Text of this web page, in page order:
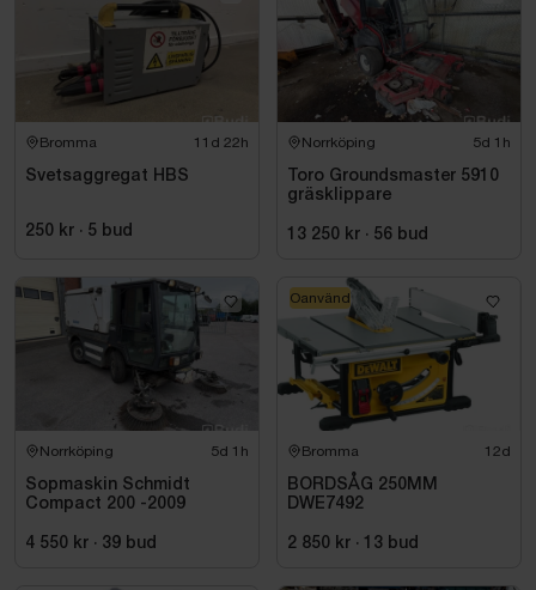
Bromma 11d 22h
Svetsaggregat HBS
250 kr · 5 bud
Norrköping 5d 1h
Toro Groundsmaster 5910
gräsklippare
13 250 kr · 56 bud
Norrköping 5d 1h
Sopmaskin Schmidt
Compact 200 -2009
4 550 kr · 39 bud
Bromma 12d
BORDSÅG 250MM
DWE7492
2 850 kr · 13 bud
Oanvänd